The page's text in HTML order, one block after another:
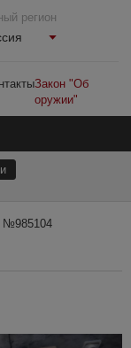
регион
Закон "Об
оружии"
№985104